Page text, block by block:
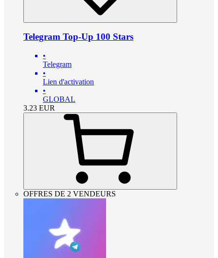
Telegram Top-Up 100 Stars
•
Telegram
•
Lien d'activation
•
GLOBAL
3.23 EUR
OFFRES DE 2 VENDEURS